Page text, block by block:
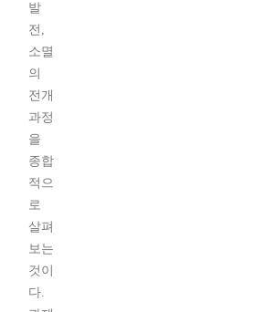
발
전,
소멸
의
전개
과정
을
종합
적으
로
살펴
보는
것이
다.